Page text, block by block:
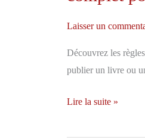
Laisser un
Découvrez les
publier un livre ou
Règles
et
Lire la suite »